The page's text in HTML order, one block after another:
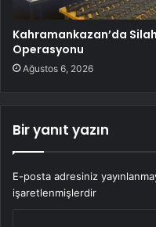
Kahramankazan’da Silah
Operasyonu
Ağustos 6, 2026
Bir yanıt yazın
E-posta adresiniz
işaretlenmişlerdir